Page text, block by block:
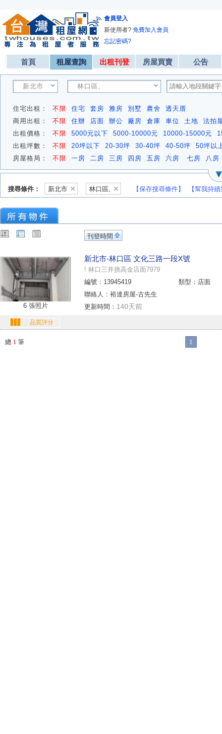
會員登入
新使用者? 免費加入會員
忘記密碼?
首頁 租屋查詢 出租刊登 房屋買賣 公告
新北市 林口區,
住宅出租： 不限 住宅 套房 雅房 別墅 農舍
透天厝
商用出租：
不限 住辦 店面 辦公 廠房 倉庫 車位 土地
法拍
出租價格：
不限 5000元以下 5000-10000元 10000-15000元
出租坪數：
不限 20坪以下 20-30坪 30-40坪 40-50坪
50坪以
房屋格局：
不限 一房 二房 三房 四房 五房 六房 七房 八房
搜尋條件： 新北市 林口區, 【保存搜尋條件】 【幫我持
刊登時間
6 張照片
新北市-林口區 文化三路一段X號
! 林口三井挑高金店面7979
編號：13945419
類型：店面
聯絡人：裕達房屋-古先生
更新時間： 140天前
品質評分
總 1 筆 1